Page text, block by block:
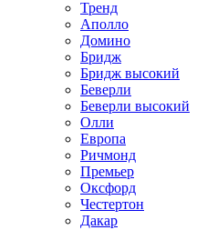
Тренд
Аполло
Домино
Бридж
Бридж высокий
Беверли
Беверли высокий
Олли
Европа
Ричмонд
Премьер
Оксфорд
Честертон
Дакар